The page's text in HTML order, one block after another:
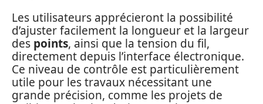
Les utilisateurs apprécieront la possibilité
d’ajuster facilement la longueur et la largeur
des points, ainsi que la tension du fil,
directement depuis l’interface électronique.
Ce niveau de contrôle est particulièrement
utile pour les travaux nécessitant une
grande précision, comme les projets de